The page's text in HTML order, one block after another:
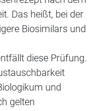
Das heißt, bei der
Biosimilars und
diese Prüfung.
und
gelten